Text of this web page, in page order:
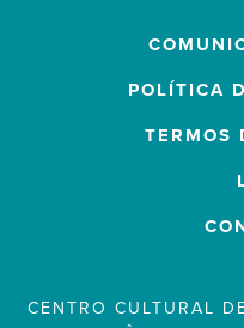
POLÍTICA
TERMOS
CENTRO CULTURAL